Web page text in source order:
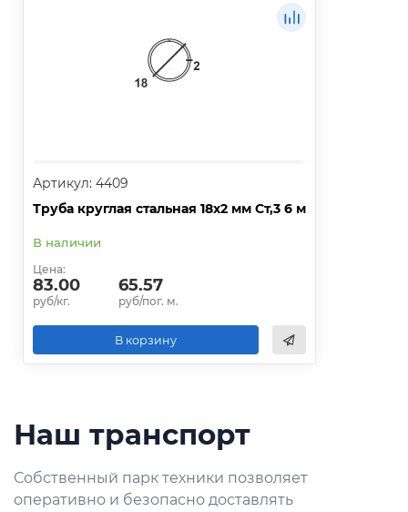
Артикул: 4409
Труба круглая стальная 18х2 мм Ст,3 6 м
В наличии
Цена:
83.00
руб/кг.
65.57
руб/пог. м.
В корзину
Наш транспорт
Собственный парк техники позволяет
оперативно и безопасно доставлять